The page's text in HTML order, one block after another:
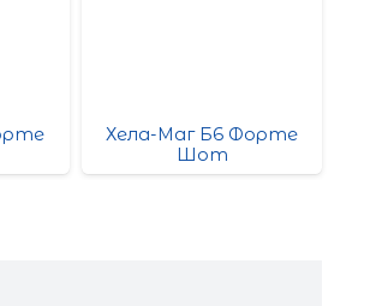
Хела-Маг Б6 Форте
Шот